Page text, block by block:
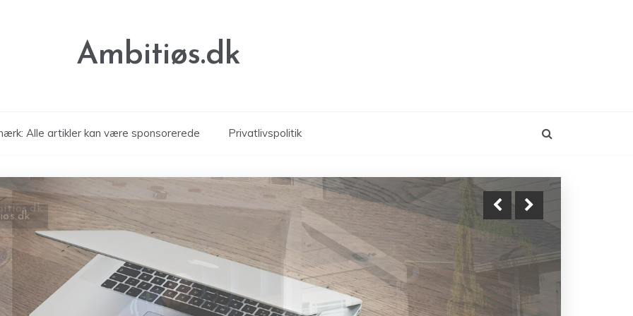
Ambitiøs.dk
Alle artikler kan være sponsorerede Privatlivspolitik